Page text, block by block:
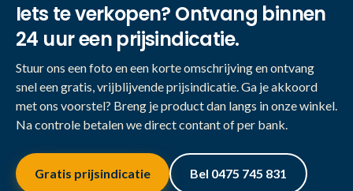
Iets te verkopen? Ontvang binnen
24 uur een prijsindicatie.
Stuur ons een foto en een korte omschrijving en ontvang
snel een gratis, vrijblijvende prijsindicatie. Ga je akkoord
met ons voorstel? Breng je product dan langs in onze winkel.
Na controle betalen we direct contant of per bank.
Gratis prijsindicatie Bel 0475 745 831